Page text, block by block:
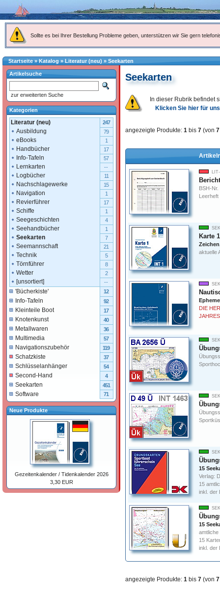
Sollte es bei Ihrer Bestellung Probleme geben, unterstützen wir Sie gern
Startseite»Katalog » Literatur (neu) » Seekarten
Seekarten
In dieser Rubrik befindet
Klicken Sie hier für
angezeigte Produkte: 1 bis 7 (von 7
BSH-Nr.
Leerheft
Karte
aktuelle
DIE
15
Verlag:
15
inkl. der
15
amtliche
15
inkl. der
angezeigte Produkte: 1 bis 7 (von 7
Artikelsuche
zur erweiterten Suche
Kategorien
Literatur (neu) 247
Ausbildung 79
eBooks 1
Handbücher 17
Info-Tafeln 57
Lernkarten --
Logbücher 11
Nachschlagewerke 15
Navigation 1
Revierführer 17
Schiffe 1
Seegeschichten 4
Seehandbücher 1
Seekarten 7
Seemannschaft 21
Technik 5
Törnführer 8
Wetter 2
[unsortiert] --
'Bücherkiste' 12
Info-Tafeln 92
Kleinteile Boot 17
Knotenkunst 40
Metallwaren 36
Multimedia 57
Navigationszubehör 119
Schatzkiste 37
Schlüsselanhänger 54
Second-Hand 4
Seekarten 451
Software 71
Neue Produkte
Gezeitenkalender / Tidenkalender 2026
3,30 EUR